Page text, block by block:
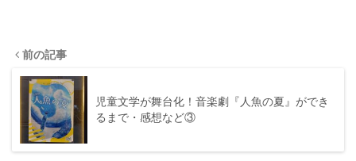
前の記事
児童文学が舞台化！音楽劇『人魚の夏』ができ
るまで・感想など③